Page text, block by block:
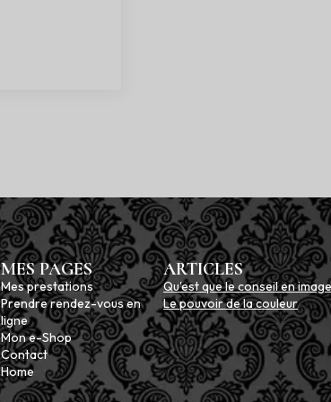
MES PAGES
Mes prestations
Prendre rendez-vous en
ligne
Mon e-Shop
Contact
Home
ARTICLES
Qu'est que le conseil en
Le pouvoir de la couleur